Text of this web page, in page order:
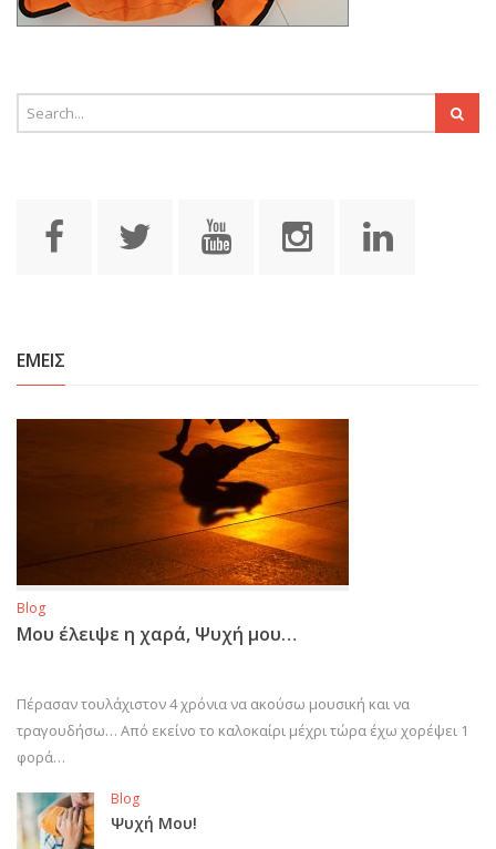
ΕΜΕΙΣ
Blog
Μου έλειψε η χαρά, Ψυχή μου…
Πέρασαν τουλάχιστον 4 χρόνια να ακούσω μουσική και να
τραγουδήσω… Από εκείνο το καλοκαίρι μέχρι τώρα έχω χορέψει 1
φορά…
Blog
Ψυχή Μου!